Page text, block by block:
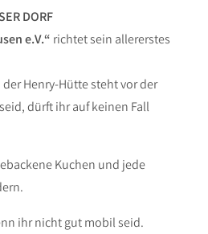
DORF
e.V.“ richtet sein allererstes
Henry-Hütte steht vor der
dürft ihr auf keinen Fall
Kuchen und jede
ihr nicht gut mobil seid.